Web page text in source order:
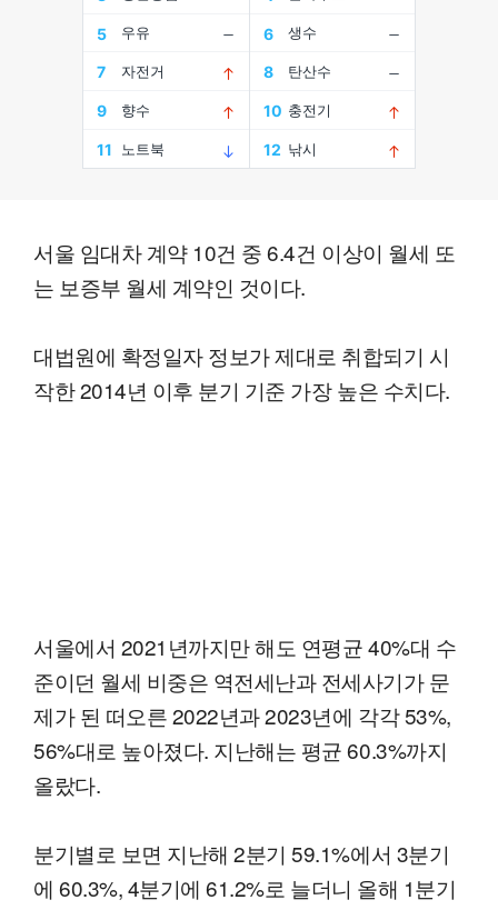
서울 임대차 계약 10건 중 6.4건 이상이 월세 또
는 보증부 월세 계약인 것이다.
대법원에 확정일자 정보가 제대로 취합되기 시
작한 2014년 이후 분기 기준 가장 높은 수치다.
서울에서 2021년까지만 해도 연평균 40%대 수
준이던 월세 비중은 역전세난과 전세사기가 문
제가 된 떠오른 2022년과 2023년에 각각 53%,
56%대로 높아졌다. 지난해는 평균 60.3%까지
올랐다.
분기별로 보면 지난해 2분기 59.1%에서 3분기
에 60.3%, 4분기에 61.2%로 늘더니 올해 1분기